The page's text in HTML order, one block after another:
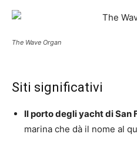
The Wave Organ
Siti significativi
Il porto degli yacht di San
marina che dà il nome al